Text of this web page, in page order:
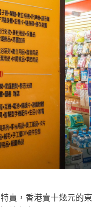
賣，香港賣十幾元的東